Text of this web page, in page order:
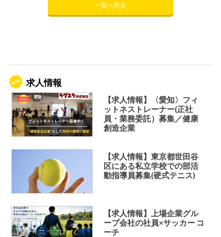
一覧へ戻る
求人情報
【求人情報】〈愛知〉フィ
ットネストレーナー(正社
員・業務委託）募集／健康
創造企業
【求人情報】東京都世田谷
区にある私立学校での部活
動指導員募集(硬式テニス)
【求人情報】上場企業グル
ープ会社の社員×サッカー コ
ーチ